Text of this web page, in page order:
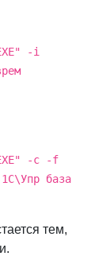
-i
-c -f
база
тем,